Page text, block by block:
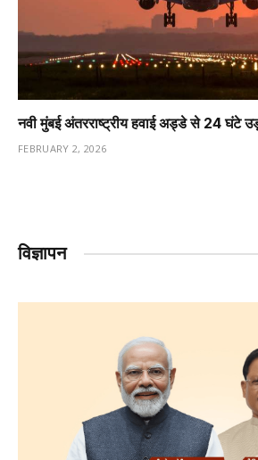
नवी मुंबई अंतरराष्ट्रीय हवाई अड्डे से 24 घंटे
FEBRUARY 2, 2026
विज्ञापन